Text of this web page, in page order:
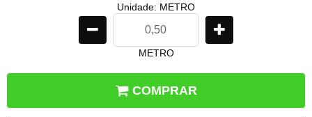
Unidade: METRO
METRO
COMPRAR